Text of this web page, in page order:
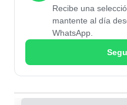
Recibe una
mantente al día
WhatsApp.